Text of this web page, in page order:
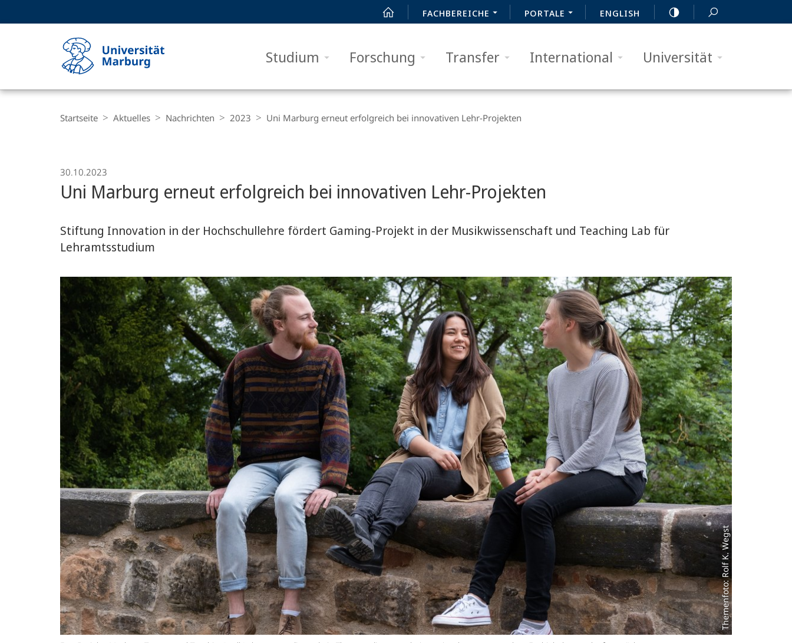
FACHBEREICHE PORTALE ENGLISH
Studium Forschung Transfer International Universität
Philipps-
Marburg
Navigation
Startseite Aktuelles Nachrichten 2023 Uni Marburg erneut erfolgreich bei innovativen Lehr-Projekten
30.10.2023
Uni Marburg erneut erfolgreich bei innovativen Lehr-Projekten
Stiftung Innovation in der Hochschullehre fördert Gaming-Projekt in der Musikwissenschaft und Teaching Lab für
Lehramtsstudium
Themenfoto: Rolf K. Wegst